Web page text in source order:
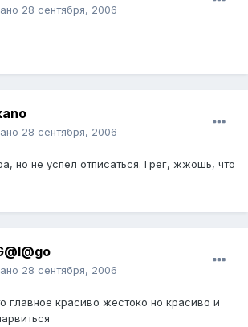
28 сентября, 2006
28 сентября, 2006
но не успел отписаться. Грег, жжошь, что
28 сентября, 2006
главное красиво жестоко но красиво и